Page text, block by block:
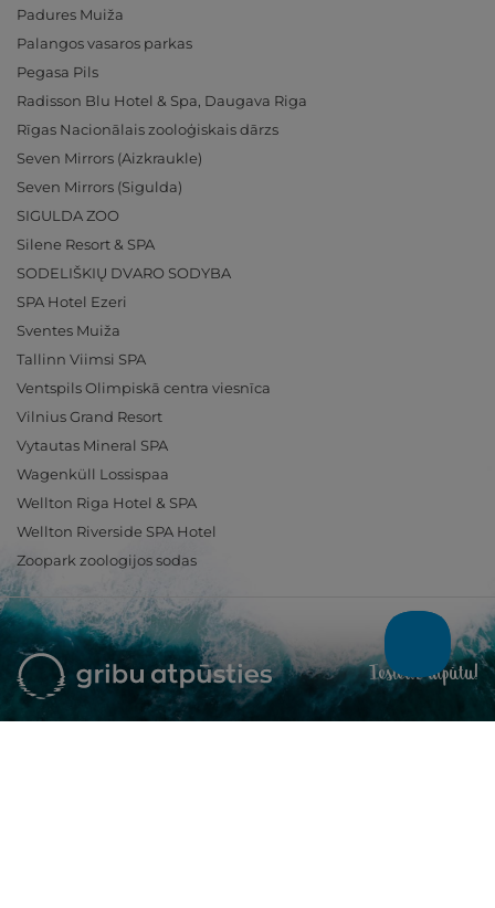
Padures Muiža
Palangos vasaros parkas
Pegasa Pils
Radisson Blu Hotel & Spa, Daugava Riga
Rīgas Nacionālais zooloģiskais dārzs
Seven Mirrors (Aizkraukle)
Seven Mirrors (Sigulda)
SIGULDA ZOO
Silene Resort & SPA
SODELIŠKIŲ DVARO SODYBA
SPA Hotel Ezeri
Sventes Muiža
Tallinn Viimsi SPA
Ventspils Olimpiskā centra viesnīca
Vilnius Grand Resort
Vytautas Mineral SPA
Wagenküll Lossispaa
Wellton Riga Hotel & SPA
Wellton Riverside SPA Hotel
Zoopark zoologijos sodas
Ieslēdz atpūtu!